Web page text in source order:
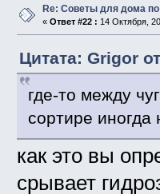
Re: Советы для дома по
« Ответ #22 : 14 Октября,
Цитата: Grigor
где-то между
сортире иногда
как это вы
срывает